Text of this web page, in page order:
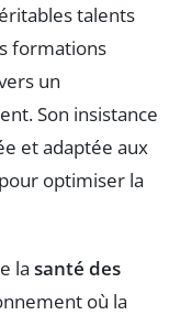
talents
formations
un
Son insistance
et adaptée aux
optimiser la
la santé des
où la